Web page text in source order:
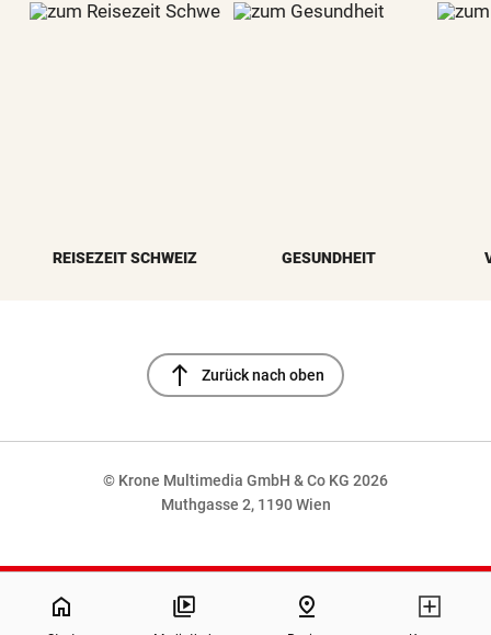
REISEZEIT SCHWEIZ GESUNDHEIT
north Zurück nach oben
© Krone Multimedia GmbH & Co KG 2026
Muthgasse 2, 1190 Wien
home pin_drop
NaN%